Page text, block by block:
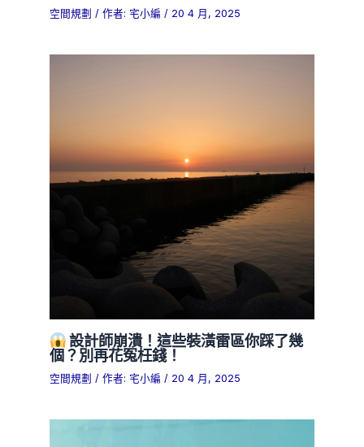
空間規劃 / 作者: 宅小編 / 20 4 月, 2025
設計師崩潰！這些裝潢雷區你踩了幾
個？別再花冤枉錢！
空間規劃 / 作者: 宅小編 / 20 4 月, 2025